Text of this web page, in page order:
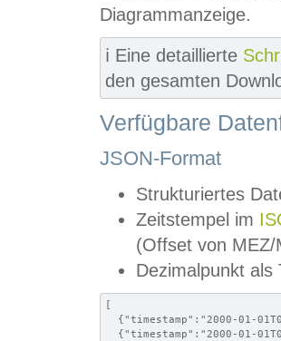
Diagrammanzeige.
ℹ️ Eine detaillierte
den gesamten
Verfügbare
JSON-Format
Strukturiertes
Zeitstempel im
(Offset von MEZ/
Dezimalpunkt als
[
{"timestamp":"2000-01-
{"timestamp":"2000-01-